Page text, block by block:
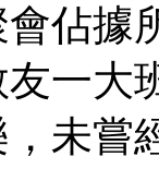
會佔據
友一大
未嘗